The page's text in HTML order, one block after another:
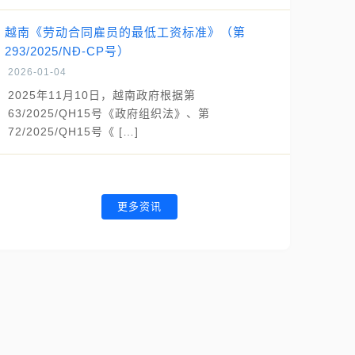
越南《劳动合同雇员的最低工资标准》（第
293/2025/NĐ-CP号）
2026-01-04
2025年11月10日，越南政府根据第
63/2025/QH15号《政府组织法》、第
72/2025/QH15号《 […]
更多资讯